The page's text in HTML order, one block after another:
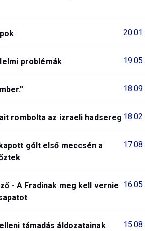
20:01
19:05
problémák
18:09
18:02
rombolta az izraeli hadsereg
17:08
gólt első meccsén a
16:05
- A Fradinak meg kell vernie
15:08
támadás áldozatainak